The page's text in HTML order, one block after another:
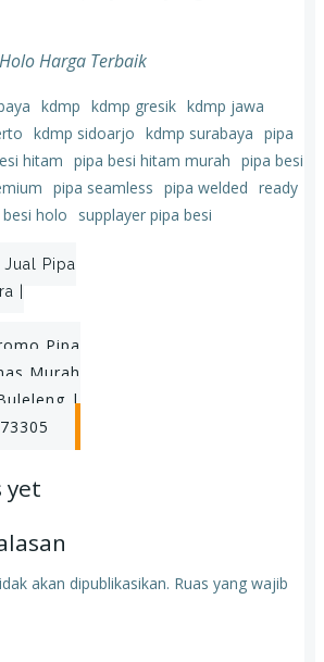
Harga Terbaik
kdmp kdmp gresik kdmp jawa
kdmp sidoarjo kdmp surabaya pipa
hitam pipa besi hitam murah pipa besi
pipa seamless pipa welded ready
holo supplayer pipa besi
Jual Pipa
|
Pipa
Murah
|
yet
akan dipublikasikan. Ruas yang wajib